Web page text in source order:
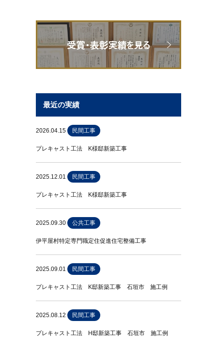
最近の実績
2026.04.15 民間工事
プレキャスト工法 K様邸新築工事
2025.12.01 民間工事
プレキャスト工法 K様邸新築工事
2025.09.30 公共工事
伊平屋村特定専門職定住促進住宅整備工事
2025.09.01 民間工事
プレキャスト工法 K邸新築工事 石垣市 施工例
2025.08.12 民間工事
プレキャスト工法 H邸新築工事 石垣市 施工例